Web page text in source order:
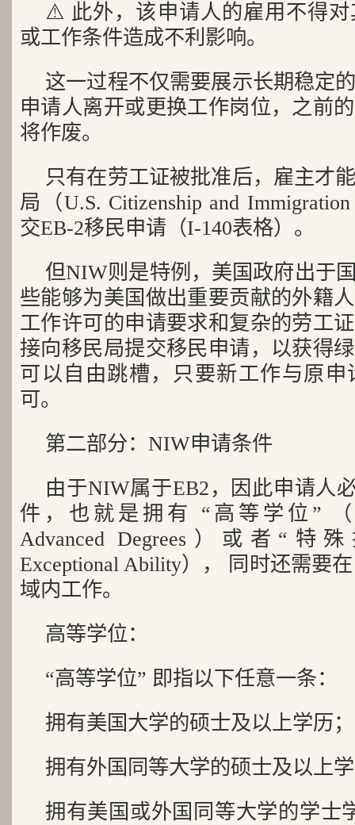
⚠️ 此外，该申请人的雇用不得
或工作条件造成不利影响。
这一过程不仅需要展示长期稳定
申请人离开或更换工作岗位，之前
将作废。
只有在劳工证被批准后，雇主才
局（U.S. Citizenship and
交EB-2移民申请（I-140表格）。
但NIW则是特例，美国政府出于
些能够为美国做出重要贡献的外籍
工作许可的申请要求和复杂的劳工
接向移民局提交移民申请，以获得
可以自由跳槽，只要新工作与原
可。
第二部分：NIW申请条件
由于NIW属于EB2，因此申请人
件，也就是拥有 “高等学位” （
Advanced Degrees）或者“特
Exceptional Ability）， 同时还需要
域内工作。
高等学位：
“高等学位” 即指以下任意一条：
拥有美国大学的硕士及以上学历；
拥有外国同等大学的硕士及以上
拥有美国或外国同等大学的学士